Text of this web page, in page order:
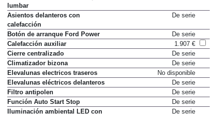
Asiento del conductor con ajuste
lumbar
Asientos delanteros con
calefacción
Botón de arranque Ford Power
De serie
Calefacción auxiliar
1.907 €
Cierre centralizado
De serie
Climatizador bizona
De serie
Elevalunas electricos traseros
No disponible
Elevalunas eléctricos delanteros
De serie
Filtro antipolen
De serie
Función Auto Start Stop
De serie